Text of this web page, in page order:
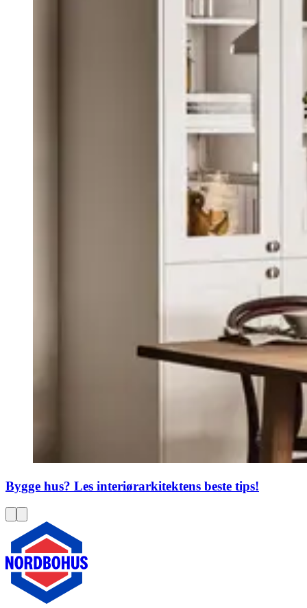
Bygge hus? Les interiørarkitektens beste tips!